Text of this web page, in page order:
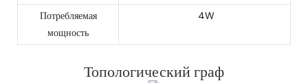
Потребляемая
мощность
4W
Топологический граф